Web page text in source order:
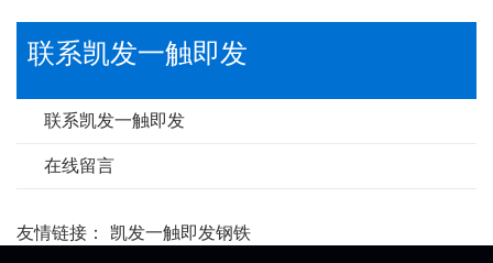
联系凯发一触即发
联系凯发一触即发
在线留言
友情链接： 凯发一触即发钢铁